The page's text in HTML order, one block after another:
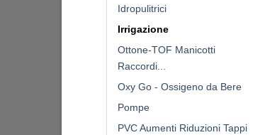
Idropulitrici
Irrigazione
Ottone-TOF Manicotti
Raccordi...
Oxy Go - Ossigeno da Bere
Pompe
PVC Aumenti Riduzioni Tappi